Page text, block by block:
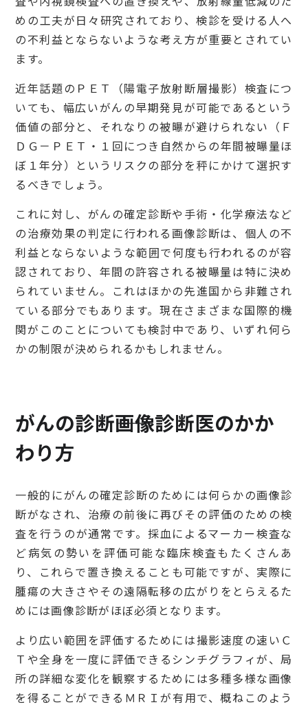
めの工夫が日々研究されており、検診を受ける人へ
の不利益とならないような考え方が重要とされてい
ます。
近年話題のＰＥＴ（陽電子放射断層撮影）検査につ
いても、幅広いがんの早期発見が可能であるという
価値の部分と、それなりの被曝が避けられない（Ｆ
ＤＧ－ＰＥＴ・１回につき自然からの年間被曝量ほ
ぼ１年分）というリスクの部分を秤にかけて選択す
るべきでしょう。
これに対し、がんの確定診断や手術・化学療法など
の治療効果の判定に行われる画像診断は、個人の不
利益とならないような範囲で何度も行われるのが容
認されており、年間の許容される被曝量は特に決め
られていません。これはほかの先進国から非難され
ている部分でもあります。現在さまざまな国際的機
関がこのことについても検討中であり、いずれ何ら
かの制限が決められるかもしれません。
がんの診断――画像診断医のかか
わり方
一般的にがんの確定診断のためには何らかの画像診
断がなされ、治療の前後に再びその評価のための検
査を行うのが通常です。採血によるマーカー検査な
ど病気の勢いを評価可能な臨床検査もたくさんあ
り、これらで置き換えることも可能ですが、実際に
腫瘍の大きさやその遠隔転移の広がりをとらえるた
めには画像診断がほぼ必須となります。
より広い範囲を評価するためには撮影速度の速いＣ
Ｔや全身を一度に評価できるシンチグラフィが、局
所の詳細な変化を観察するためには多種多様な画像
を得ることができるＭＲＩが有用で、概ねこのよう